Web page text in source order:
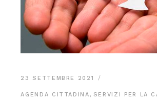
23 SETTEMBRE 2021
AGENDA CITTADINA, SERVIZI PER LA